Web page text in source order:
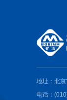
地址：北
电话：